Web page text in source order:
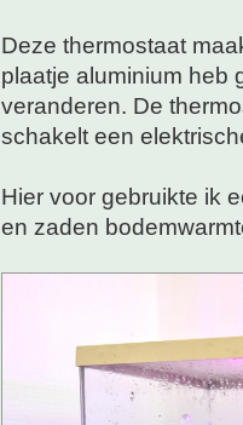
Deze thermostaat
plaatje aluminium heb
veranderen. De
schakelt een
Hier voor gebruikte ik
en zaden